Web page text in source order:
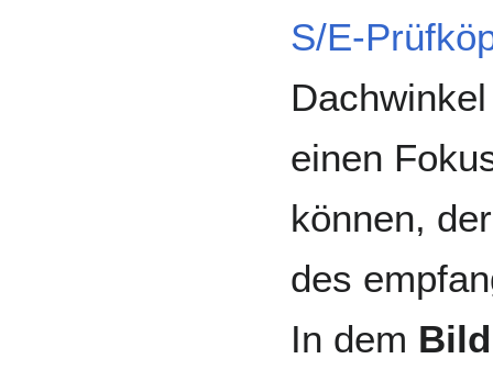
S/E-
einen
können,
des
In dem